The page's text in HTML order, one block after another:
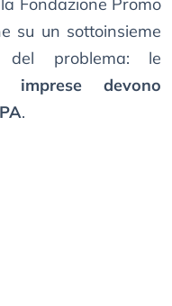
Fondazione Promo
su un sottoinsieme
del problema: le
imprese devono
.